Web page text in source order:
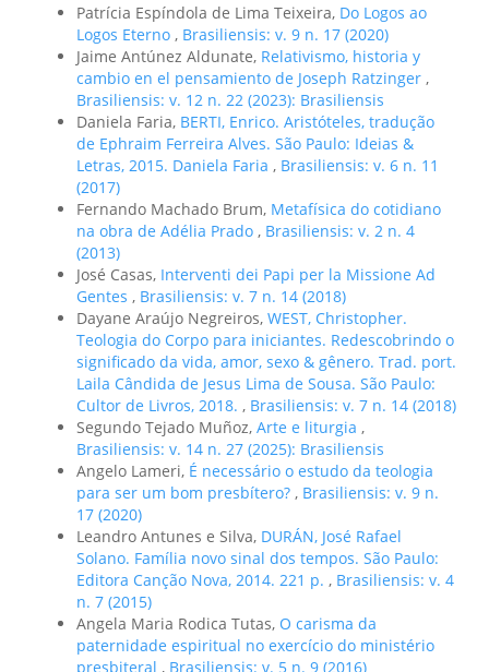
Patrícia Espíndola de Lima Teixeira, Do Logos ao
Logos Eterno , Brasiliensis: v. 9 n. 17 (2020)
Jaime Antúnez Aldunate, Relativismo, historia y
cambio en el pensamiento de Joseph Ratzinger ,
Brasiliensis: v. 12 n. 22 (2023): Brasiliensis
Daniela Faria, BERTI, Enrico. Aristóteles, tradução
de Ephraim Ferreira Alves. São Paulo: Ideias &
Letras, 2015. Daniela Faria , Brasiliensis: v. 6 n. 11
(2017)
Fernando Machado Brum, Metafísica do cotidiano
na obra de Adélia Prado , Brasiliensis: v. 2 n. 4
(2013)
José Casas, Interventi dei Papi per la Missione Ad
Gentes , Brasiliensis: v. 7 n. 14 (2018)
Dayane Araújo Negreiros, WEST, Christopher.
Teologia do Corpo para iniciantes. Redescobrindo o
significado da vida, amor, sexo & gênero. Trad. port.
Laila Cândida de Jesus Lima de Sousa. São Paulo:
Cultor de Livros, 2018. , Brasiliensis: v. 7 n. 14 (2018)
Segundo Tejado Muñoz, Arte e liturgia ,
Brasiliensis: v. 14 n. 27 (2025): Brasiliensis
Angelo Lameri, É necessário o estudo da teologia
para ser um bom presbítero? , Brasiliensis: v. 9 n.
17 (2020)
Leandro Antunes e Silva, DURÁN, José Rafael
Solano. Família novo sinal dos tempos. São Paulo:
Editora Canção Nova, 2014. 221 p. , Brasiliensis: v. 4
n. 7 (2015)
Angela Maria Rodica Tutas, O carisma da
paternidade espiritual no exercício do ministério
presbiteral , Brasiliensis: v. 5 n. 9 (2016)